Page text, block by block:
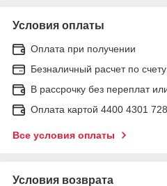
Условия оплаты
Оплата при получении
Безналичный расчет по
В рассрочку без переплат
Оплата картой 4400 4301
Все условия оплаты
Условия возврата